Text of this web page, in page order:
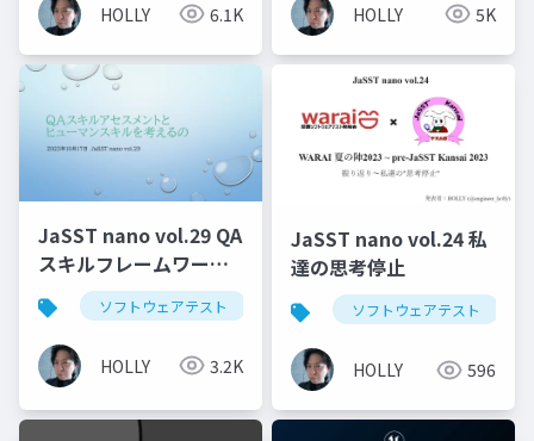
HOLLY 6.1K HOLLY 5K
JaSST nano vol.29 QA
スキルフレームワーク
とヒューマンスキルを
考えるの
ソフトウェアテスト qa
HOLLY 3.2K
JaSST nano vol.24 私
達の思考停止
ソフトウェアテスト
HOLLY 596